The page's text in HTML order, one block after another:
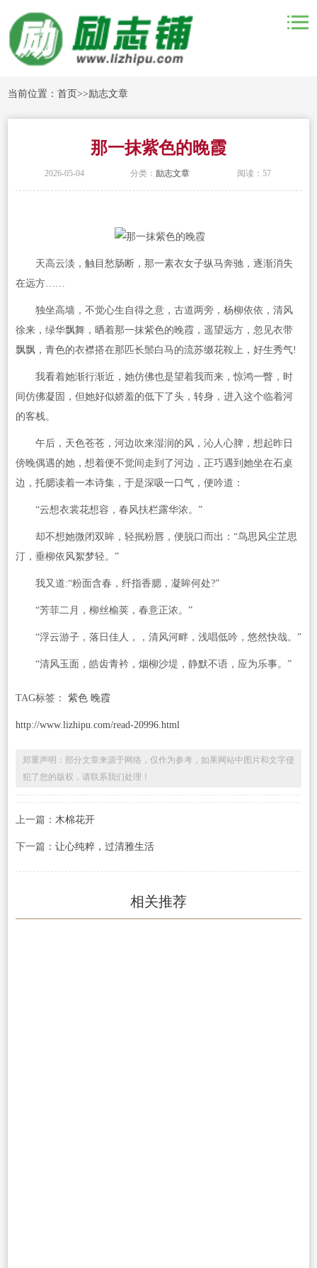
当前位置：首页>>励志文章
那一抹紫色的晚霞
2026-05-04 分类： 励志文章 阅读：57
天高云淡，触目愁肠断，那一素衣女子纵马奔驰，逐渐消失
在远方……
独坐高墙，不觉心生自得之意，古道两旁，杨柳依依，清风
徐来，绿华飘舞，晒着那一抹紫色的晚霞，遥望远方，忽见衣带
飘飘，青色的衣襟搭在那匹长鬃白马的流苏缀花鞍上，好生秀气!
我看着她渐行渐近，她仿佛也是望着我而来，惊鸿一瞥，时
间仿佛凝固，但她好似娇羞的低下了头，转身，进入这个临着河
的客栈。
午后，天色苍苍，河边吹来湿润的风，沁人心脾，想起昨日
傍晚偶遇的她，想着便不觉间走到了河边，正巧遇到她坐在石桌
边，托腮读着一本诗集，于是深吸一口气，便吟道：
“云想衣裳花想容，春风扶栏露华浓。”
却不想她微闭双眸，轻抿粉唇，便脱口而出：“鸟思风尘芷思
汀，垂柳依风絮梦轻。”
我又道:“粉面含春，纤指香腮，凝眸何处?”
“芳菲二月，柳丝榆荚，春意正浓。”
“浮云游子，落日佳人，，清风河畔，浅唱低吟，悠然快哉。”
“清风玉面，皓齿青衿，烟柳沙堤，静默不语，应为乐事。”
TAG标签： 紫色 晚霞
http://www.lizhipu.com/read-20996.html
郑重声明：部分文章来源于网络，仅作为参考，如果网站中图片和文字侵
犯了您的版权，请联系我们处理！
上一篇： 木棉花开
下一篇： 让心纯粹，过清雅生活
相关推荐